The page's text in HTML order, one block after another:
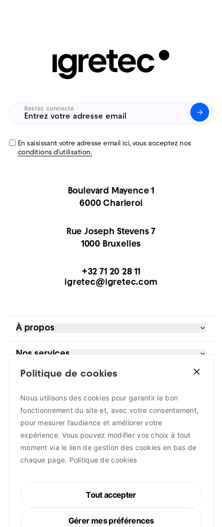
Boulevard Mayence 1
6000 Charleroi
Rue Joseph Stevens 7
1000 Bruxelles
+32 71 20 28 11
igretec@igretec.com
Restez connecté
Untitled(Nécessaire)
En saisissant votre adresse email ici, vous acceptez nos
conditions d'utilisation.
À propos
Références
À propos
Nos services
Bureau d’études
Développement territorial
In house
Maîtrise d’ouvrage
Participation citoyenne
Sources de financement
un acteur public
une entreprise
un citoyen
Suivez-nous
LinkedIn
Instagram
Facebook
Youtube
Tous droits réservés
Politique de cookies
Nous utilisons des cookies pour garantir le bon
fonctionnement du site et, avec votre consentement,
pour mesurer l’audience et améliorer votre
expérience. Vous pouvez modifier vos choix à tout
moment via le lien de gestion des cookies en bas de
chaque page. Politique de cookies
Gérer mes préférences
Tout accepter